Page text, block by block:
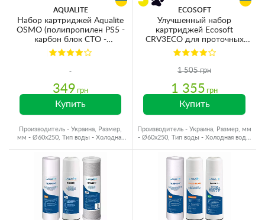
AQUALITE
Набор картриджей Aqualite
OSMO (полипропилен PS5 -
карбон блок CTO -
полипропилен PS1)
349 грн
Купить
Производитель - Украина, Размер,
мм - Ø60x250, Тип воды - Холодная
ECOSOFT
Улучшенный набор
картриджей Ecosoft
CRV3ECO для проточных
фильтров
1 505 грн
1 355 грн
Купить
Производитель - Украина, Размер, мм
- Ø60x250, Тип воды - Холодная вода,